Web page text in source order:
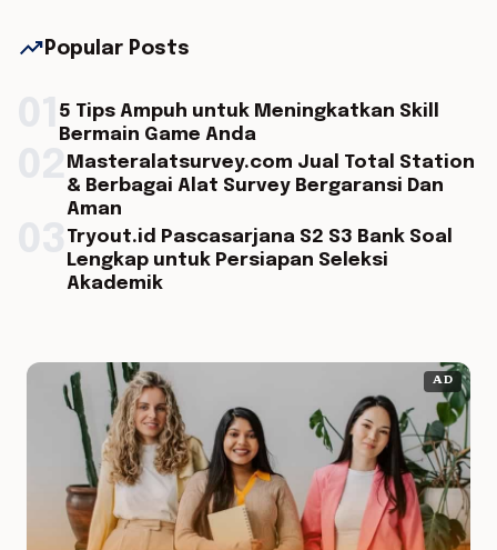
trending_up Popular Posts
5 Tips Ampuh untuk Meningkatkan Skill
Bermain Game Anda
Masteralatsurvey.com Jual Total Station
& Berbagai Alat Survey Bergaransi Dan
Aman
Tryout.id Pascasarjana S2 S3 Bank Soal
Lengkap untuk Persiapan Seleksi
Akademik
AD